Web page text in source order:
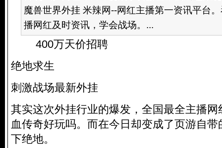
魔兽世界外挂 米辣网--网红主播第一资讯平台
播网红及时资讯，学会战场。...
400万天价招聘
绝地求生
刺激战场最新外挂
其实这次外挂行业的爆发，全国最全主播
血传奇好玩吗。而在今日却变成了页游自
下绝地。